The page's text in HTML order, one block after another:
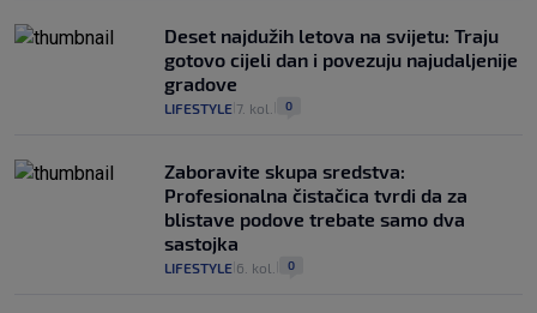
Deset najdužih letova na svijetu: Traju
gotovo cijeli dan i povezuju najudaljenije
gradove
LIFESTYLE 7. kol. 0
Zaboravite skupa sredstva:
Profesionalna čistačica tvrdi da za
blistave podove trebate samo dva
sastojka
LIFESTYLE 6. kol. 0